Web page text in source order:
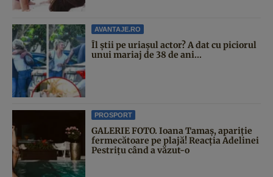
AVANTAJE.RO
Îl știi pe uriașul actor? A dat cu piciorul
unui mariaj de 38 de ani...
PROSPORT
GALERIE FOTO. Ioana Tamaş, apariție
fermecătoare pe plajă! Reacția Adelinei
Pestrițu când a văzut-o